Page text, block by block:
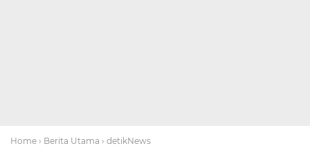
Home › Berita Utama › detikNews